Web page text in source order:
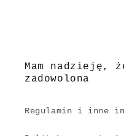
Mam nadzieję,
zadowolona
Regulamin i inne